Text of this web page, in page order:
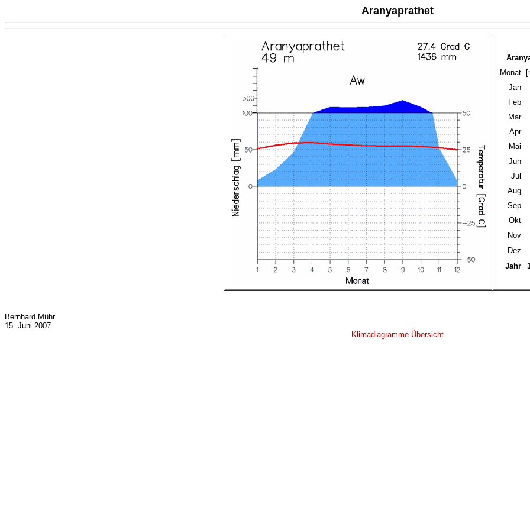
Aranyaprathet
Monat
Jan
Feb
Mar
Apr
Mai
Jun
Jul
Aug
Sep
Okt
Nov
Dez
Jahr
Bernhard Mühr
15. Juni 2007
Klimadiagramme Übersicht